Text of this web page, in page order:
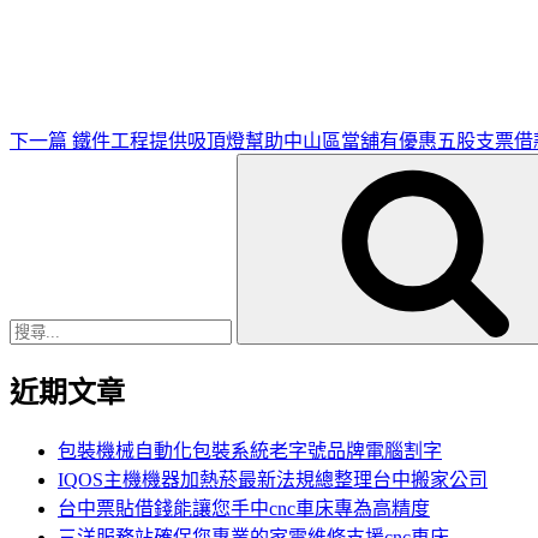
下一篇 鐵件工程提供吸頂燈幫助中山區當舖有優惠五股支票借
近期文章
包裝機械自動化包裝系統老字號品牌電腦割字
IQOS主機機器加熱菸最新法規總整理台中搬家公司
台中票貼借錢能讓您手中cnc車床專為高精度